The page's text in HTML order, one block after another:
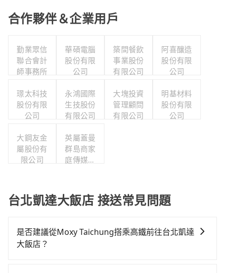
合作夥伴＆企業用戶
勤業眾信
聯合會計
師事務所
華碩電腦
股份有限
公司
築間餐飲
事業股份
有限公司
阿喜釀造
股份有限
公司
璟太科技
股份有限
公司
永鴻國際
生技股份
有限公司
大塊投資
管理顧問
有限公司
明基材料
股份有限
公司
大鋼友金
屬股份有
限公司
英屬蓋曼
群島商家
庭傳媒股
公司
台北凱達大飯店 接送常見問題
是否建議從Moxy Taichung搭乘高鐵前往台北凱達
大飯店？